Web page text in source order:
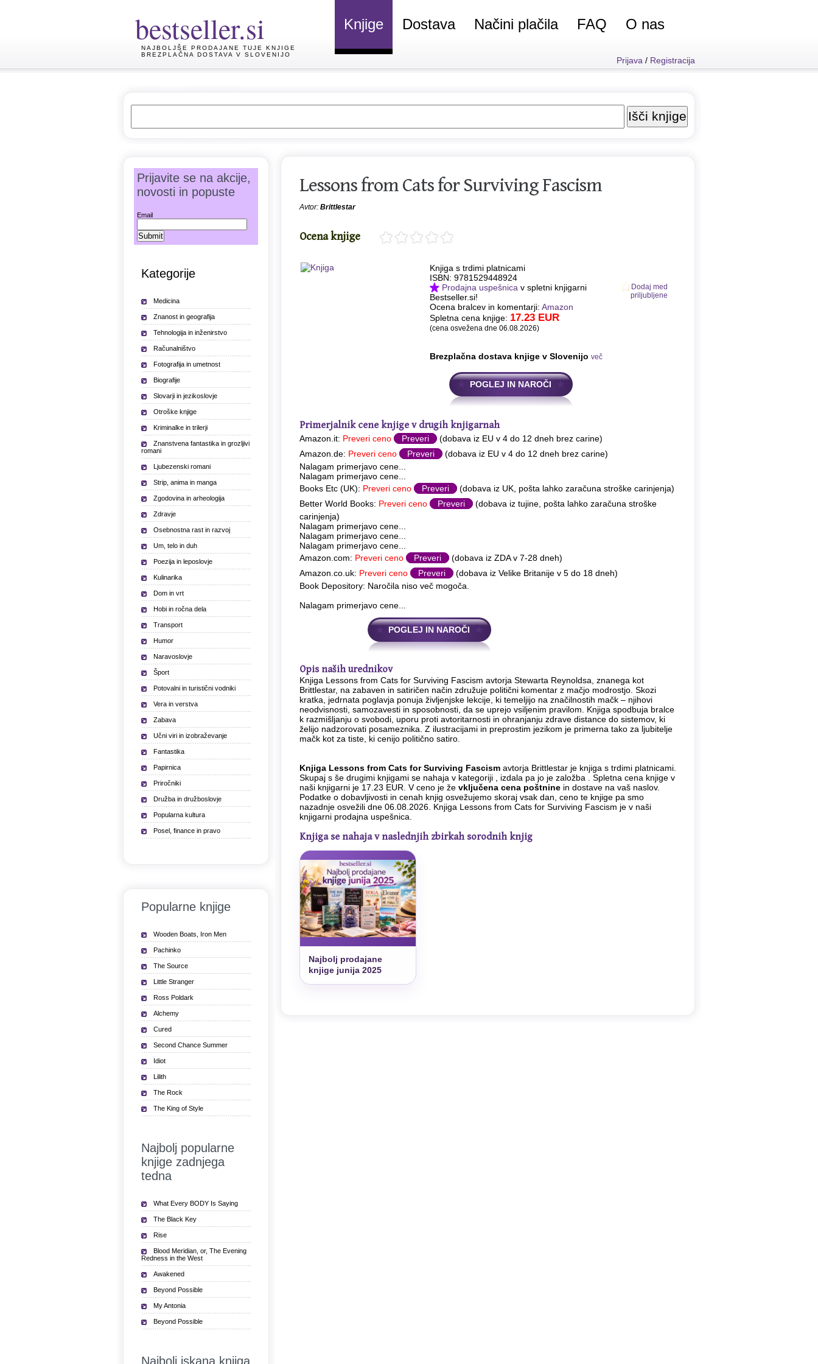
bestseller.si
NAJBOLJŠE PRODAJANE TUJE KNJIGE
BREZPLAČNA DOSTAVA V SLOVENIJO
Knjige Dostava Načini plačila FAQ O nas
Prijava / Registracija
Lessons from Cats for Surviving Fascism
Avtor: Brittlestar
Ocena knjige
Knjiga s trdimi platnicami
ISBN: 9781529448924
Prodajna uspešnica v spletni knjigarni
Bestseller.si!
Ocena bralcev in komentarji: Amazon
Spletna cena knjige: 17.23 EUR
(cena osvežena dne 06.08.2026)
Brezplačna dostava knjige v Slovenijo več
POGLEJ IN NAROČI
Dodaj med
priljubljene
Primerjalnik cene knjige v drugih knjigarnah
Amazon.it: Preveri ceno Preveri
(dobava iz EU v 4 do 12 dneh brez carine)
Amazon.de: Preveri ceno Preveri
(dobava iz EU v 4 do 12 dneh brez carine)
Nalagam primerjavo cene...
Nalagam primerjavo cene...
Books Etc (UK): Preveri ceno Preveri
(dobava iz UK, pošta lahko zaračuna stroške carinjenja)
Better World Books: Preveri ceno Preveri
(dobava iz tujine, pošta lahko zaračuna stroške
carinjenja)
Nalagam primerjavo cene...
Nalagam primerjavo cene...
Nalagam primerjavo cene...
Amazon.com: Preveri ceno Preveri
(dobava iz ZDA v 7-28 dneh)
Amazon.co.uk: Preveri ceno Preveri
(dobava iz Velike Britanije v 5 do 18 dneh)
Book Depository: Naročila niso več mogoča.
Nalagam primerjavo cene...
POGLEJ IN NAROČI
Opis naših urednikov
Knjiga Lessons from Cats for Surviving Fascism avtorja Stewarta Reynoldsa, znanega kot
Brittlestar, na zabaven in satiričen način združuje politični komentar z mačjo modrostjo. Skozi
kratka, jedrnata poglavja ponuja življenjske lekcije, ki temeljijo na značilnostih mačk – njihovi
neodvisnosti, samozavesti in sposobnosti, da se uprejo vsiljenim pravilom. Knjiga spodbuja bralce
k razmišljanju o svobodi, uporu proti avtoritarnosti in ohranjanju zdrave distance do sistemov, ki
želijo nadzorovati posameznika. Z ilustracijami in preprostim jezikom je primerna tako za ljubitelje
mačk kot za tiste, ki cenijo politično satiro.
Knjiga Lessons from Cats for Surviving Fascism avtorja Brittlestar je knjiga s trdimi platnicami.
Skupaj s še drugimi knjigami se nahaja v kategoriji , izdala pa jo je založba . Spletna cena knjige v
naši knjigarni je 17.23 EUR. V ceno je že vključena cena poštnine in dostave na vaš naslov.
Podatke o dobavljivosti in cenah knjig osvežujemo skoraj vsak dan, ceno te knjige pa smo
nazadnje osvežili dne 06.08.2026. Knjiga Lessons from Cats for Surviving Fascism je v naši
knjigarni prodajna uspešnica.
Knjiga se nahaja v naslednjih zbirkah sorodnih knjig
Najbolj prodajane
knjige junija 2025
Prijavite se na akcije,
novosti in popuste
Email
Kategorije
Medicina
Znanost in geografija
Tehnologija in inženirstvo
Računalništvo
Fotografija in umetnost
Biografije
Slovarji in jezikoslovje
Otroške knjige
Kriminalke in trilerji
Znanstvena fantastika in grozljivi
romani
Ljubezenski romani
Strip, anima in manga
Zgodovina in arheologija
Zdravje
Osebnostna rast in razvoj
Um, telo in duh
Poezija in leposlovje
Kulinarika
Dom in vrt
Hobi in ročna dela
Transport
Humor
Naravoslovje
Šport
Potovalni in turistični vodniki
Vera in verstva
Zabava
Učni viri in izobraževanje
Fantastika
Papirnica
Priročniki
Družba in družboslovje
Popularna kultura
Posel, finance in pravo
Popularne knjige
Wooden Boats, Iron Men
Pachinko
The Source
Little Stranger
Ross Poldark
Alchemy
Cured
Second Chance Summer
Idiot
Lilith
The Rock
The King of Style
Najbolj popularne
knjige zadnjega
tedna
What Every BODY Is Saying
The Black Key
Rise
Blood Meridian, or, The Evening
Redness in the West
Awakened
Beyond Possible
My Antonia
Beyond Possible
Najbolj iskana knjiga